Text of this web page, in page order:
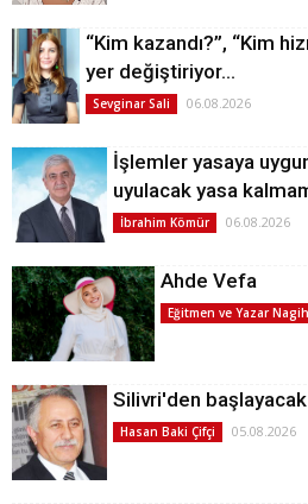
“Kim kazandı?”, “Kim
yer değiştiriyor…
Sevginar Sali 06.08.2026
İşlemler yasaya
uyulacak yasa
İbrahim Kömür 06.08.2026
Ahde Vefa
Eğitmen ve Yazar
Silivri'den
Hasan Baki Çifçi 05.08.2026